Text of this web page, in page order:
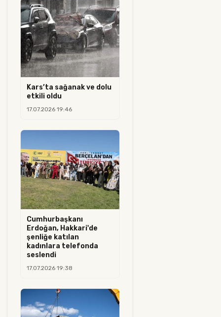
Kars’ta sağanak ve dolu
etkili oldu
17.07.2026 19:46
Cumhurbaşkanı
Erdoğan, Hakkari'de
şenliğe katılan
kadınlara telefonda
seslendi
17.07.2026 19:38